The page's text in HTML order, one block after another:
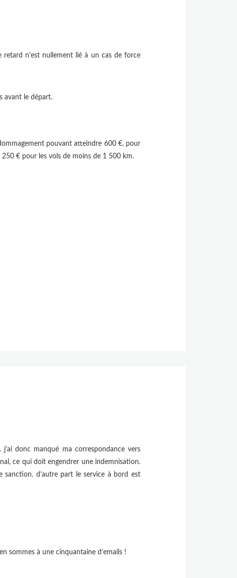
n’est nullement lié à un cas de force
avant le départ.
pouvant atteindre 600 €, pour
€ pour les vols de moins de 1 500 km.
donc manqué ma correspondance vers
ce qui doit engendrer une indemnisation.
sanction. d’autre part le service à bord est
sommes à une cinquantaine d’emails !